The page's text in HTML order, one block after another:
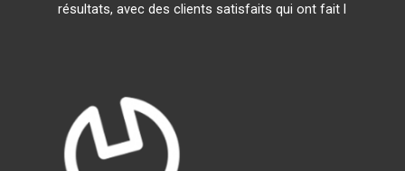
résultats, avec des clients satisfaits qui ont fait l